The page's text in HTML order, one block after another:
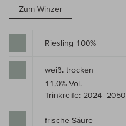
Zum Winzer
Riesling 100%
weiß, trocken
11,0% Vol.
Trinkreife: 2024–2050
frische Säure